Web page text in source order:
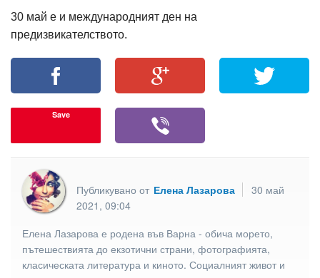
30 май е и международният ден на
предизвикателството.
Save
Публикувано от Елена Лазарова
30 май
2021, 09:04
Елена Лазарова е родена във Варна - обича морето,
пътешествията до екзотични страни, фотографията,
класическата литература и киното. Социалният живот и